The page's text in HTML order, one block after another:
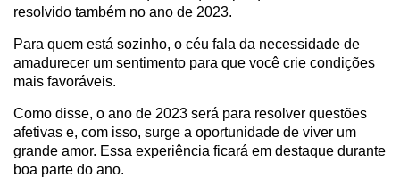
resolvido também no ano de 2023.
Para quem está sozinho, o céu fala da necessidade de
amadurecer um sentimento para que você crie condições
mais favoráveis.
Como disse, o ano de 2023 será para resolver questões
afetivas e, com isso, surge a oportunidade de viver um
grande amor. Essa experiência ficará em destaque durante
boa parte do ano.